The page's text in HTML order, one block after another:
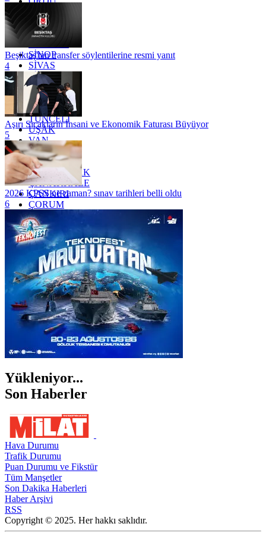
OSMANİYE
RİZE
SAKARYA
SİNOP
SİVAS
SİİRT
TEKİRDAĞ
TOKAT
TRABZON
TUNCELİ
UŞAK
VAN
YALOVA
YOZGAT
ZONGULDAK
ÇANAKKALE
ÇANKIRI
ÇORUM
İSTANBUL
İZMİR
ŞANLIURFA
ŞIRNAK
Beşiktaş'tan transfer söylentilerine resmi yanıt
4
Aşırı Sıcakların İnsani ve Ekonomik Faturası Büyüyor
5
2026 KPSS ne zaman? sınav tarihleri belli oldu
6
Yükleniyor...
Son Haberler
Hava Durumu
Trafik Durumu
Puan Durumu ve Fikstür
Tüm Manşetler
Son Dakika Haberleri
Haber Arşivi
RSS
Copyright © 2025. Her hakkı saklıdır.